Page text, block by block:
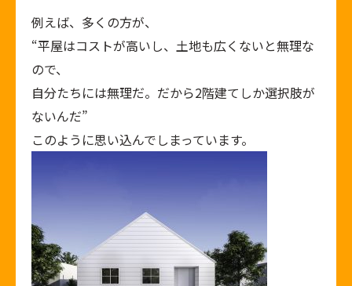
例えば、多くの方が、
“平屋はコストが高いし、土地も広くないと無理な
ので、
自分たちには無理だ。だから2階建てしか選択肢が
ないんだ”
このように思い込んでしまっています。